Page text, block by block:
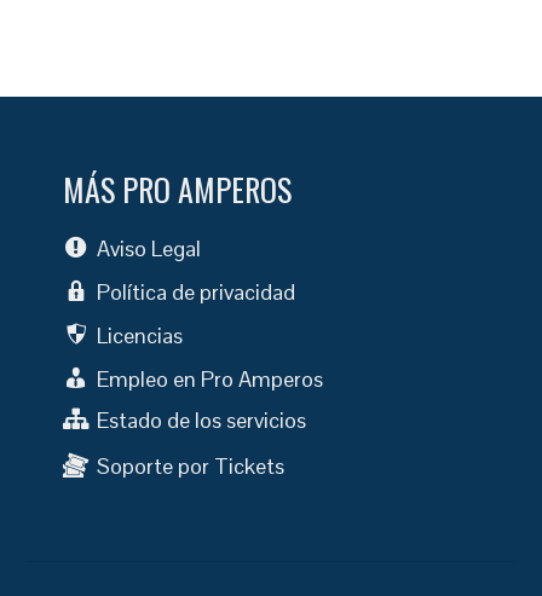
MÁS PRO AMPEROS
Aviso Legal
Política de privacidad
Licencias
Empleo en Pro Amperos
Estado de los servicios
Soporte por Tickets